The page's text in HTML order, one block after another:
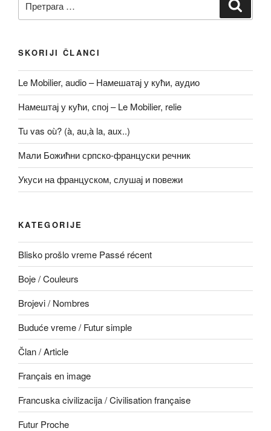
за:
SKORIJI ČLANCI
Le Mobilier, audio – Намешатај у кући, аудио
Намештај у кући, спој – Le Mobilier, relie
Tu vas où? (à, au,à la, aux..)
Мали Божићни српско-француски речник
Укуси на француском, слушај и повежи
KATEGORIJE
Blisko prošlo vreme Passé récent
Boje / Couleurs
Brojevi / Nombres
Buduće vreme / Futur simple
Član / Article
Français en image
Francuska civilizacija / Civilisation française
Futur Proche